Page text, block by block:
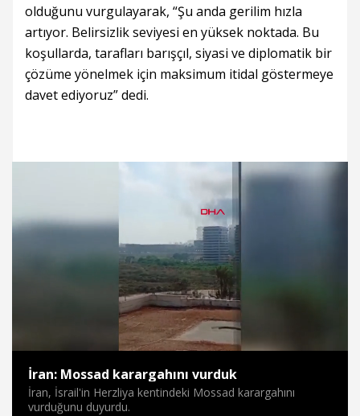
olduğunu vurgulayarak, “Şu anda gerilim hızla
artıyor. Belirsizlik seviyesi en yüksek noktada. Bu
koşullarda, tarafları barışçıl, siyasi ve diplomatik bir
çözüme yönelmek için maksimum itidal göstermeye
davet ediyoruz” dedi.
Toplam
Süre Yüklendi
0%
Yükleniyor
0%
İran: Mossad karargahını vurduk
İran, İsrail'in Herzliya kentindeki Mossad karargahını
vurduğunu duyurdu.